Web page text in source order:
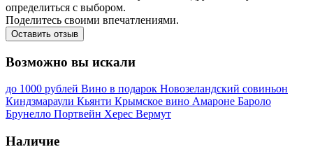
определиться с выбором.
Поделитесь своими впечатлениями.
Оставить отзыв
Возможно вы искали
до 1000 рублей Вино в подарок Новозеландский совиньон
Киндзмараули Кьянти Крымское вино Амароне Бароло
Брунелло Портвейн Херес Вермут
Наличие